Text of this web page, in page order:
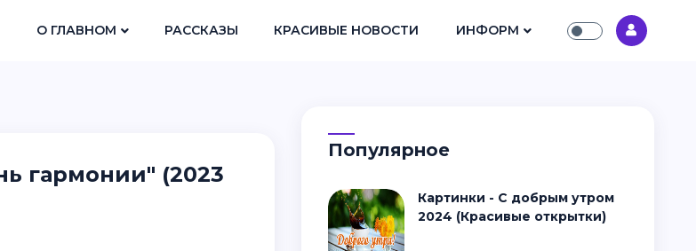
О ГЛАВНОМ РАССКАЗЫ КРАСИВЫЕ НОВОСТИ ИНФОРМ
гармонии" (2023
Популярное
Картинки - С добрым утром
2024 (Красивые открытки)